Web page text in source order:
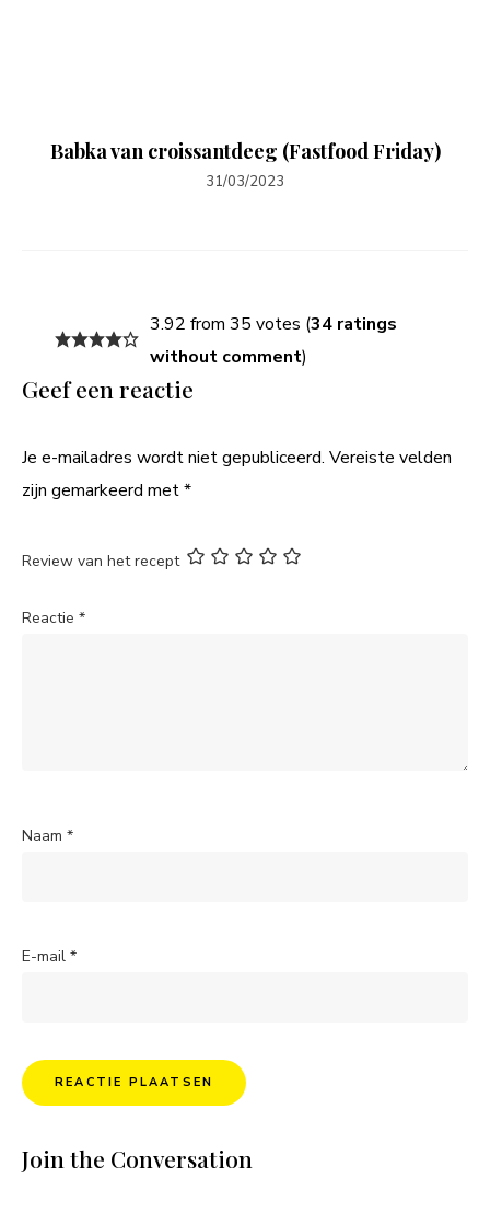
Babka van croissantdeeg (Fastfood Friday)
31/03/2023
3.92 from 35 votes (34 ratings
without comment)
Geef een reactie
Je e-mailadres wordt niet gepubliceerd. Vereiste velden
zijn gemarkeerd met*
Review van het recept
Reactie *
Naam *
E-mail *
Join the Conversation